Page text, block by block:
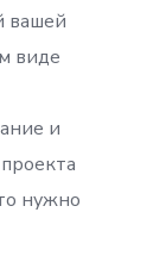
вашей
виде
и
нужно